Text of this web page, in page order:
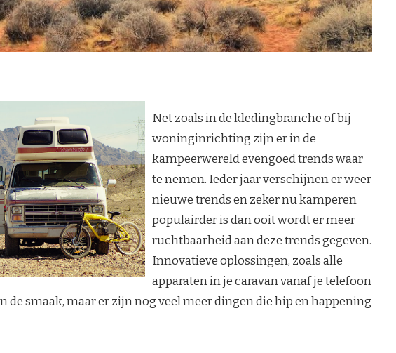
Net zoals in de kledingbranche of bij
woninginrichting zijn er in de
kampeerwereld evengoed trends waar
te nemen. Ieder jaar verschijnen er weer
nieuwe trends en zeker nu kamperen
populairder is dan ooit wordt er meer
ruchtbaarheid aan deze trends gegeven.
Innovatieve oplossingen, zoals alle
apparaten in je caravan vanaf je telefoon
de smaak, maar er zijn nog veel meer dingen die hip en happening